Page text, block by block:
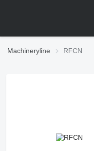
Machineryline RFCN